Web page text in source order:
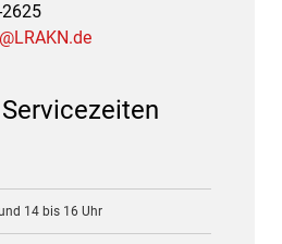
2625
14 bis 16 Uhr